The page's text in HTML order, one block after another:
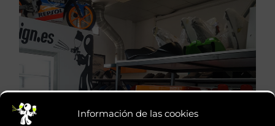
Información de las cookies
horas
hasta en 24 horas
VER SERVICIOS URGENTES